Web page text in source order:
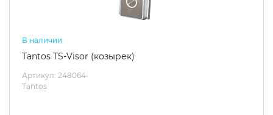
В наличии
Tantos TS-Visor (козырек)
Артикул: 248064
Tantos